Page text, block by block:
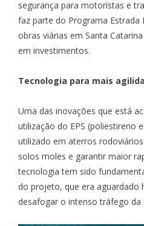
segurança para motoristas e
faz parte do Programa
obras viárias em Santa
em investimentos.
Tecnologia para mais
Uma das inovações que está
utilização do EPS (poliestireno
utilizado em aterros
solos moles e garantir maior
tecnologia tem sido
do projeto, que era aguardado
desafogar o intenso tráfego da